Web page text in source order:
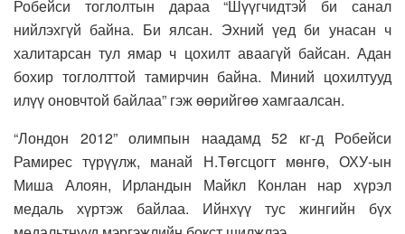
Робейси тоглолтын дараа “Шүүгчидтэй би санал
нийлэхгүй байна. Би ялсан. Эхний үед би унасан ч
халитарсан тул ямар ч цохилт аваагүй байсан. Адан
бохир тоглолттой тамирчин байна. Миний цохилтууд
илүү оновчтой байлаа” гэж өөрийгөө хамгаалсан.
“Лондон 2012” олимпын наадамд 52 кг-д Робейси
Рамирес түрүүлж, манай Н.Төгсцогт мөнгө, ОХУ-ын
Миша Алоян, Ирландын Майкл Конлан нар хүрэл
медаль хүртэж байлаа. Ийнхүү тус жингийн бүх